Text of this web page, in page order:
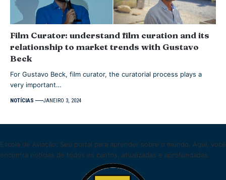
Film Curator: understand film curation and its
relationship to market trends with Gustavo
Beck
For Gustavo Beck, film curator, the curatorial process plays a
very important…
NOTÍCIAS JANEIRO 3, 2024
Escola de Aviação: Seu portal para aprender sobre o mundo. Aqui, você
encontra notícias de todos os cantos, atualizadas e aprofundadas.